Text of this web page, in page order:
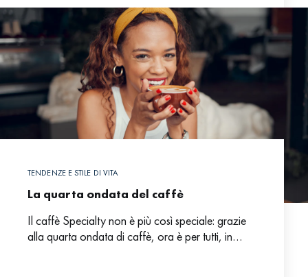
TENDENZE E STILE DI VITA
La quarta ondata del caffè
Il caffè Specialty non è più così speciale: grazie
alla quarta ondata di caffè, ora è per tutti, in